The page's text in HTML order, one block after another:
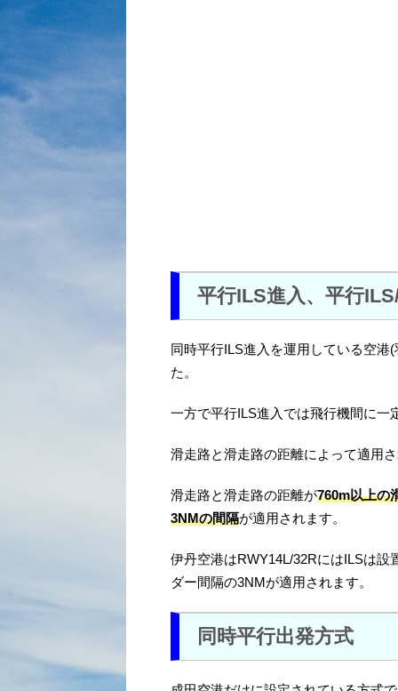
平行ILS進入、平行
同時平行ILS進入を運用している空
た。
一方で平行ILS進入では飛行機間に一
滑走路と滑走路の距離によって適用
滑走路と滑走路の距離が760m以上の
3NMの間隔が適用されます。
伊丹空港はRWY14L/32RにはILSは
ダー間隔の3NMが適用されます。
同時平行出発方式